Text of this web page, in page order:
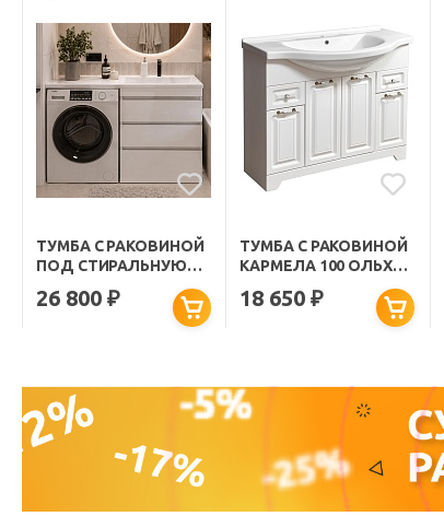
ТУМБА С РАКОВИНОЙ
ПОД СТИРАЛЬНУЮ
МАШИНУ MORIS 130 R
НАПОЛЬНАЯ БЕЛАЯ
26 800₽
ТУМБА С РАКОВИНОЙ
КАРМЕЛА 100 ОЛЬХА
18 650₽